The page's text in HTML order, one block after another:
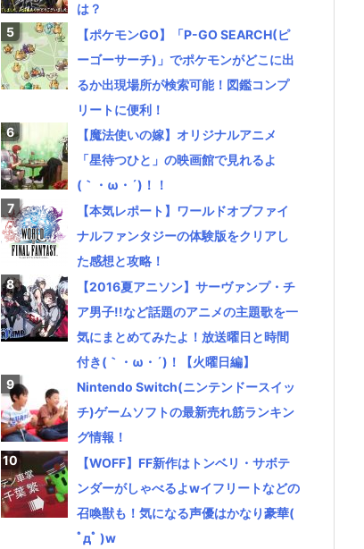
は？
【ポケモンGO】「P-GO SEARCH(ピ
ーゴーサーチ)」でポケモンがどこに出
るか出現場所が検索可能！図鑑コンプ
リートに便利！
【魔法使いの嫁】オリジナルアニメ
「星待つひと」の映画館で見れるよ
(｀・ω・´)！！
【本気レポート】ワールドオブファイ
ナルファンタジーの体験版をクリアし
た感想と攻略！
【2016夏アニソン】サーヴァンプ・チ
ア男子!!など話題のアニメの主題歌を一
気にまとめてみたよ！放送曜日と時間
付き(｀・ω・´)！【火曜日編】
Nintendo Switch(ニンテンドースイッ
チ)ゲームソフトの最新売れ筋ランキン
グ情報！
【WOFF】FF新作はトンベリ・サボテ
ンダーがしゃべるよwイフリートなどの
召喚獣も！気になる声優はかなり豪華(
ﾟдﾟ )w